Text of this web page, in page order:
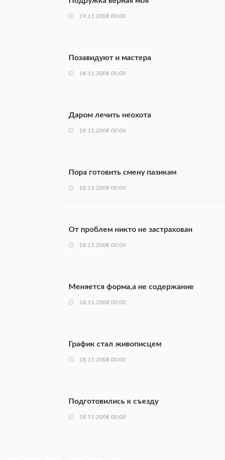
19.11.2008 00:00
Позавидуют и мастера
18.11.2008 00:00
Даром лечить неохота
18.11.2008 00:00
Пора готовить смену пазикам
18.11.2008 00:00
От проблем никто не застрахован
18.11.2008 00:00
Меняется форма,а не содержание
18.11.2008 00:00
График стал живописцем
18.11.2008 00:00
Подготовились к съезду
18.11.2008 00:00